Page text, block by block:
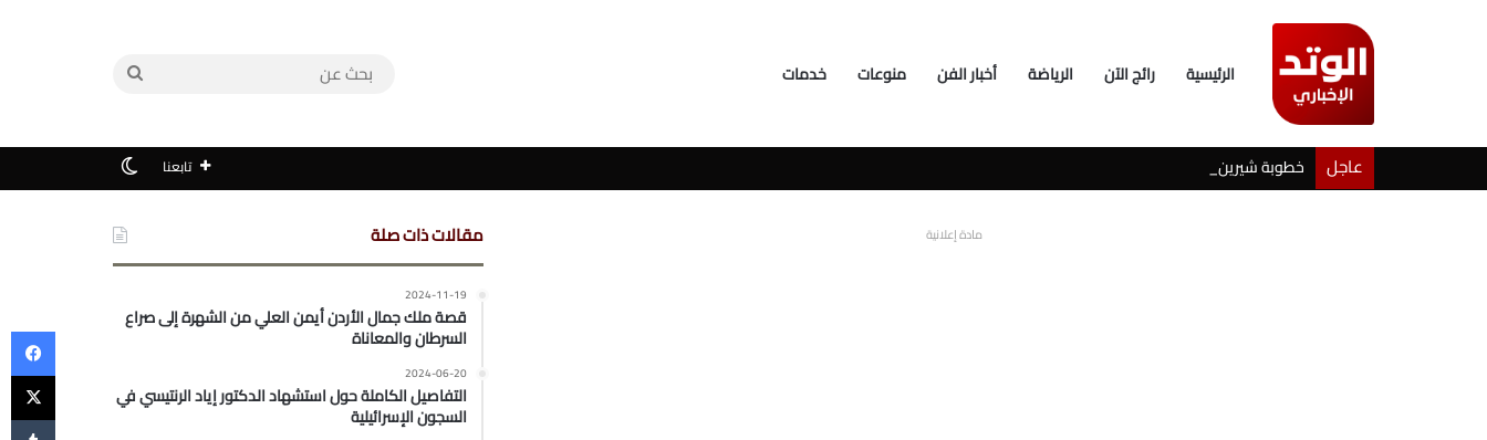
الرئيسية رائج الآن الرياضة أخبار الفن منوعات خدمات
عاجل
خطوبة شيرين بيوتي وأسامة مروة تثير ضجة على السوشيال ميديا تابعنا
مادة إعلانية مقالات ذات صلة
2024-11-19
قصة ملك جمال الأردن أيمن العلي من الشهرة إلى صراع
السرطان والمعاناة
2024-06-20
التفاصيل الكاملة حول استشهاد الدكتور إياد الرنتيسي في
السجون الإسرائيلية